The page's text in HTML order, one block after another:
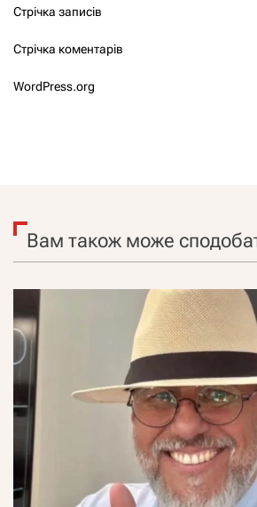
Стрічка записів
Стрічка коментарів
WordPress.org
Вам також може